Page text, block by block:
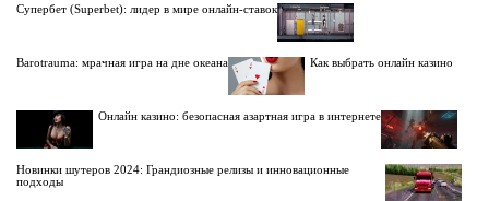
Супербет (Superbet): лидер в мире онлайн-ставок
Barotrauma: мрачная игра на дне океана Как выбрать онлайн казино
Онлайн казино: безопасная азартная игра в интернете
Новинки шутеров 2024: Грандиозные релизы и инновационные
подходы